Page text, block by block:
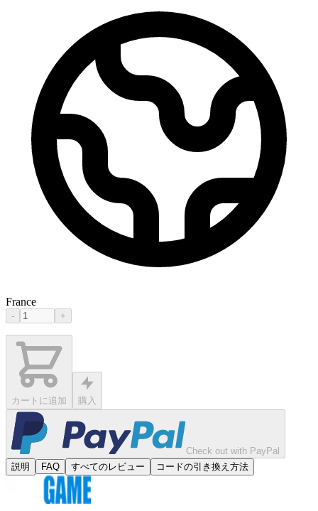
France
- +
カートに追加 購入
Check out with PayPal
説明
FAQ すべてのレビュー コードの引き換え方法